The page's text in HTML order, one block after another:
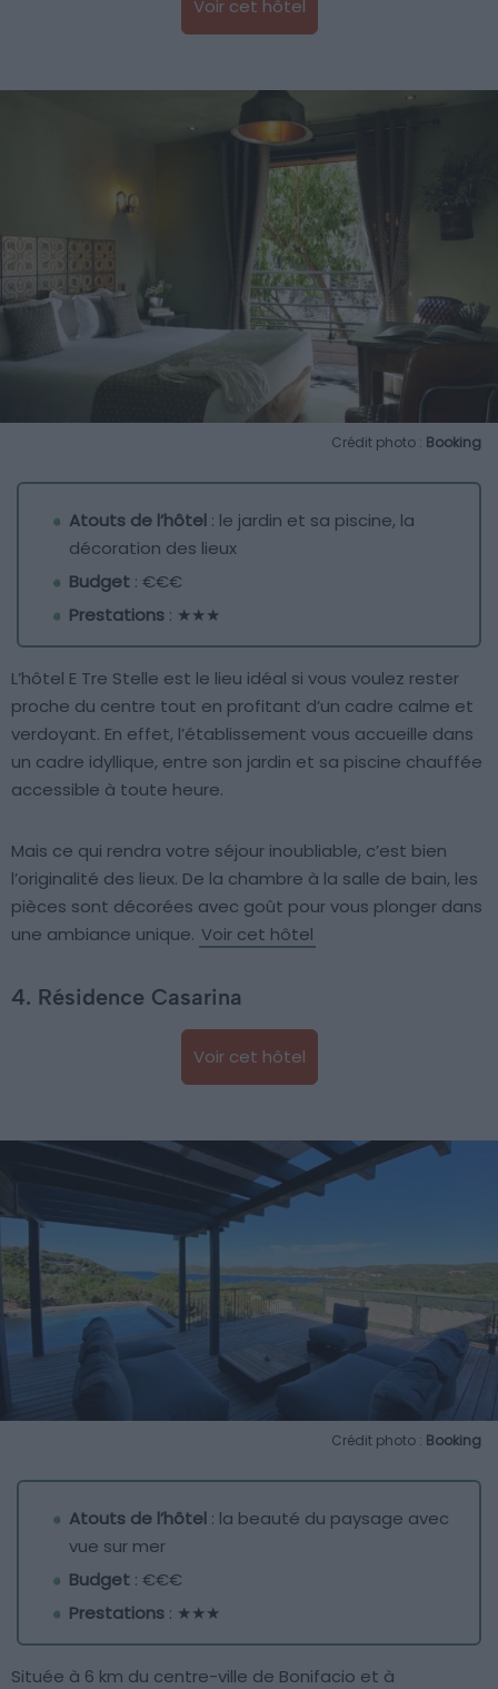
Voir cet hôtel
Crédit photo : Booking
Atouts de l’hôtel : le jardin et sa piscine, la
décoration des lieux
Budget : €€€
Prestations : ★★★
L’hôtel E Tre Stelle est le lieu idéal si vous voulez rester
proche du centre tout en profitant d’un cadre calme et
verdoyant. En effet, l’établissement vous accueille dans
un cadre idyllique, entre son jardin et sa piscine chauffée
accessible à toute heure.
Mais ce qui rendra votre séjour inoubliable, c’est bien
l’originalité des lieux. De la chambre à la salle de bain, les
pièces sont décorées avec goût pour vous plonger dans
une ambiance unique. Voir cet hôtel
4. Résidence Casarina
Voir cet hôtel
Crédit photo : Booking
Atouts de l’hôtel : la beauté du paysage avec
vue sur mer
Budget : €€€
Prestations : ★★★
Située à 6 km du centre-ville de Bonifacio et à